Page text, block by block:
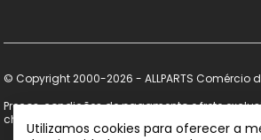
© Copyright 2000-2026 - ALLPARTS
Preços, condições de pagamento e frete
checkout. Certifique-se de revisar o seu
Utilizamos cookies para oferecer a